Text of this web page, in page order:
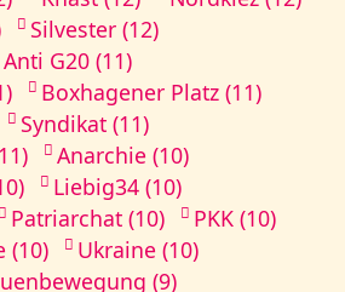
Silvester (12)
Anti G20 (11)
Boxhagener Platz (11)
Syndikat (11)
Anarchie (10)
Liebig34 (10)
Patriarchat (10)
PKK (10)
(10)
Ukraine (10)
(9)